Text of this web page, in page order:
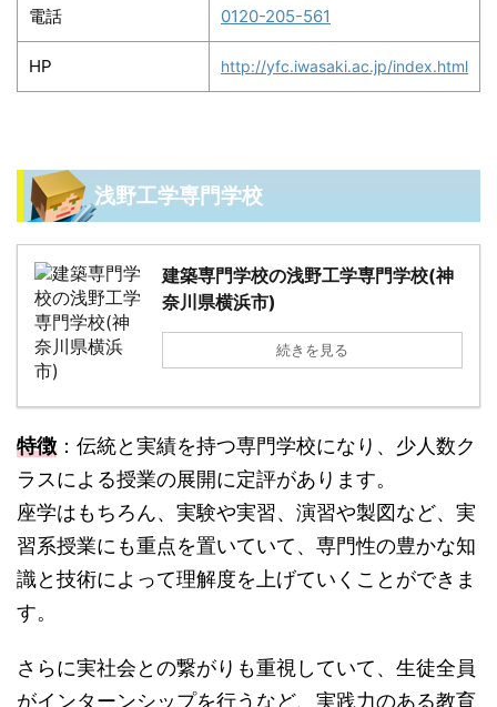
電話 0120-205-561
HP http://yfc.iwasaki.ac.jp/index.html
浅野工学専門学校
建築専門学校の浅野工学専門学校(神
奈川県横浜市)
続きを見る
特徴 ：伝統と実績を持つ専門学校になり、少人数ク
ラスによる授業の展開に定評があります。
座学はもちろん、実験や実習、演習や製図など、実
習系授業にも重点を置いていて、専門性の豊かな知
識と技術によって理解度を上げていくことができま
す。
さらに実社会との繋がりも重視していて、生徒全員
がインターンシップを行うなど、実践力のある教育